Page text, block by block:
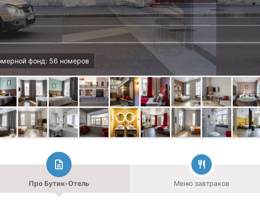
фонд: 56 номеров
Про Бутик-Отель Меню завтраков